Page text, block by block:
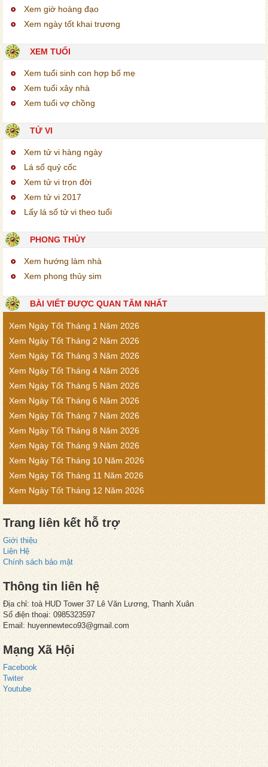
Xem giờ hoàng đạo
Xem ngày tốt khai trương
XEM TUỔI
Xem tuổi sinh con hợp bố mẹ
Xem tuổi xây nhà
Xem tuổi vợ chồng
TỬ VI
Xem tử vi hàng ngày
Lá số quỷ cốc
Xem tử vi trọn đời
Xem tử vi 2017
Lấy lá số tử vi theo tuổi
PHONG THỦY
Xem hướng làm nhà
Xem phong thủy sim
BÀI VIẾT ĐƯỢC QUAN TÂM NHẤT
Xem Ngày Tốt Tháng 1 Năm 2026
Xem Ngày Tốt Tháng 2 Năm 2026
Xem Ngày Tốt Tháng 3 Năm 2026
Xem Ngày Tốt Tháng 4 Năm 2026
Xem Ngày Tốt Tháng 5 Năm 2026
Xem Ngày Tốt Tháng 6 Năm 2026
Xem Ngày Tốt Tháng 7 Năm 2026
Xem Ngày Tốt Tháng 8 Năm 2026
Xem Ngày Tốt Tháng 9 Năm 2026
Xem Ngày Tốt Tháng 10 Năm 2026
Xem Ngày Tốt Tháng 11 Năm 2026
Xem Ngày Tốt Tháng 12 Năm 2026
Trang liên kết hỗ trợ
Giới thiệu
Liện Hệ
Chính sách bảo mật
Thông tin liên hệ
Địa chỉ: toà HUD Tower 37 Lê Văn Lương, Thanh Xuân
Số điện thoại: 0985323597
Email: huyennewteco93@gmail.com
Mạng Xã Hội
Facebook
Twiter
Youtube